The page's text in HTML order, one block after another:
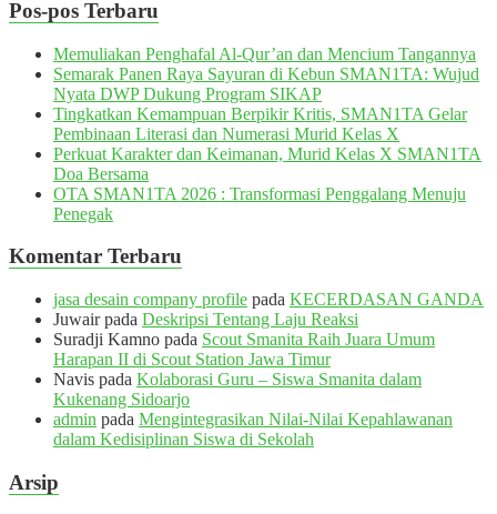
Pos-pos Terbaru
Memuliakan Penghafal Al-Qur’an dan Mencium Tangannya
Semarak Panen Raya Sayuran di Kebun SMAN1TA: Wujud
Nyata DWP Dukung Program SIKAP
Tingkatkan Kemampuan Berpikir Kritis, SMAN1TA Gelar
Pembinaan Literasi dan Numerasi Murid Kelas X
Perkuat Karakter dan Keimanan, Murid Kelas X SMAN1TA
Doa Bersama
OTA SMAN1TA 2026 : Transformasi Penggalang Menuju
Penegak
Komentar Terbaru
jasa desain company profile pada KECERDASAN GANDA
Juwairpada Deskripsi Tentang Laju Reaksi
Suradji Kamno pada Scout Smanita Raih Juara Umum
Harapan II di Scout Station Jawa Timur
Navis pada Kolaborasi Guru – Siswa Smanita dalam
Kukenang Sidoarjo
admin pada Mengintegrasikan Nilai-Nilai Kepahlawanan
dalam Kedisiplinan Siswa di Sekolah
Arsip